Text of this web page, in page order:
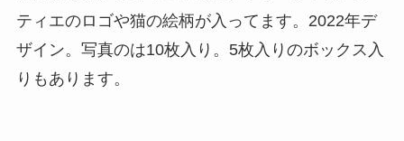
ティエのロゴや猫の絵柄が入ってます。2022年デ
ザイン。写真のは10枚入り。5枚入りのボックス入
りもあります。